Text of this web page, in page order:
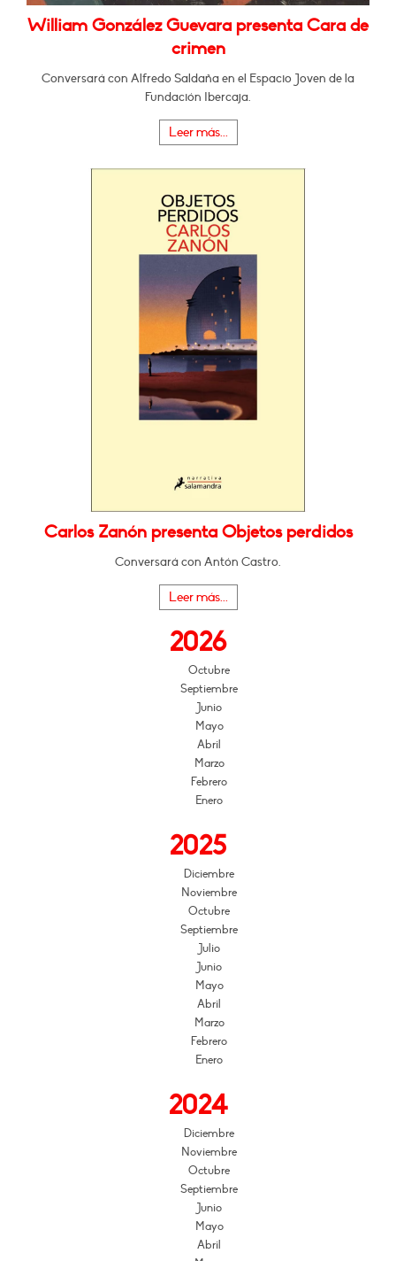
William González Guevara presenta Cara de
crimen
Conversará con Alfredo Saldaña en el Espacio Joven de la
Fundación Ibercaja.
Leer más...
Carlos Zanón presenta Objetos perdidos
Conversará con Antón Castro.
Leer más...
2026
Octubre
Septiembre
Junio
Mayo
Abril
Marzo
Febrero
Enero
2025
Diciembre
Noviembre
Octubre
Septiembre
Julio
Junio
Mayo
Abril
Marzo
Febrero
Enero
2024
Diciembre
Noviembre
Octubre
Septiembre
Junio
Mayo
Abril